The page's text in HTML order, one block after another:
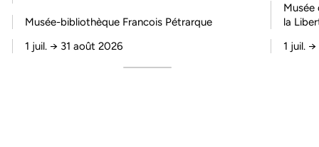
Musée-bibliothèque Francois Pétrarque
1 juil.→ 31 août 2026
Musée
la
1 juil. →